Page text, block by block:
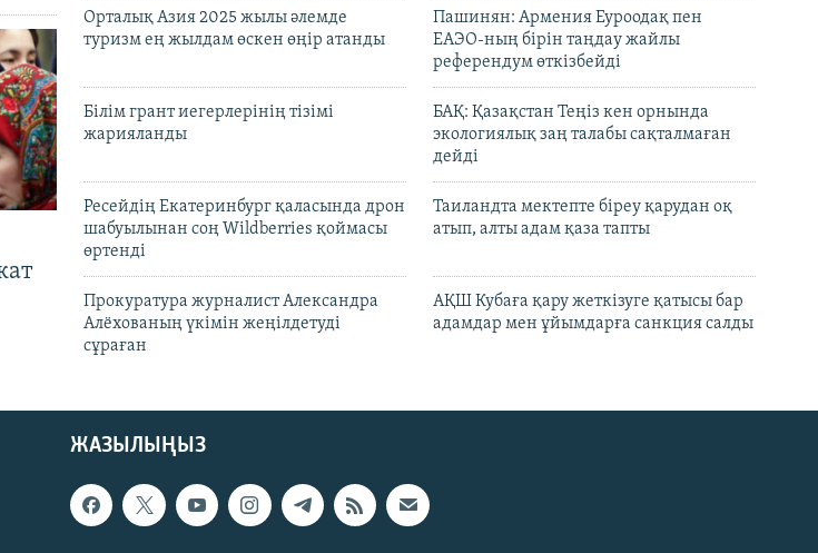
Орталық Азия 2025 жылы әлемде
туризм ең жылдам өскен өңір атанды
Пашинян: Армения Еуроодақ пен
ЕАЭО-ның бірін таңдау жайлы
референдум өткізбейді
Білім грант иегерлерінің тізімі
жарияланды
БАҚ: Қазақстан Теңіз кен орнында
экологиялық заң талабы сақталмаған
дейді
Ресейдің Екатеринбург қаласында дрон
шабуылынан соң Wildberries қоймасы
өртенді
Таиландта мектепте біреу қарудан оқ
атып, алты адам қаза тапты
Прокуратура журналист Александра
Алёхованың үкімін жеңілдетуді
сұраған
АҚШ Кубаға қару жеткізуге қатысы бар
адамдар мен ұйымдарға санкция салды
ЖАЗЫЛЫҢЫЗ